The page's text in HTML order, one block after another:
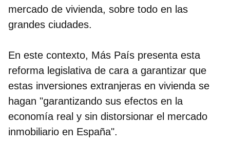
mercado de vivienda, sobre todo en las
grandes ciudades.
En este contexto, Más País presenta esta
reforma legislativa de cara a garantizar que
estas inversiones extranjeras en vivienda se
hagan "garantizando sus efectos en la
economía real y sin distorsionar el mercado
inmobiliario en España".